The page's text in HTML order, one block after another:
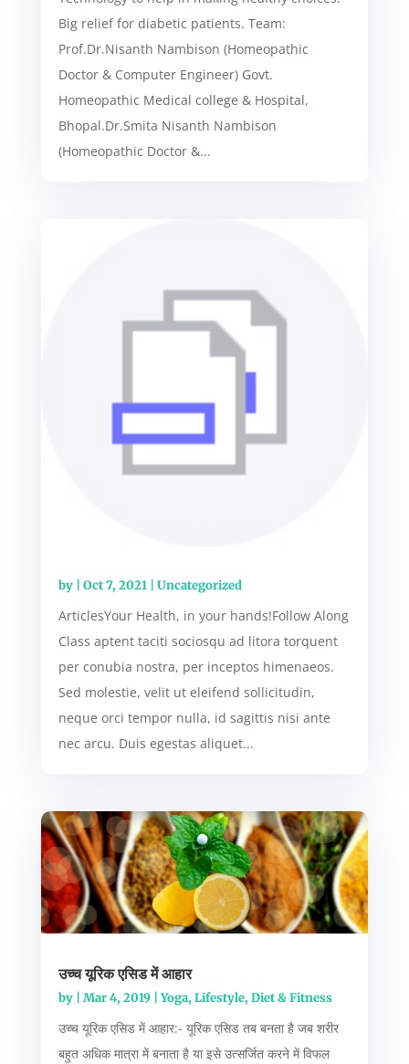
Big relief for diabetic patients. Team:
Prof.Dr.Nisanth Nambison (Homeopathic
Doctor & Computer Engineer) Govt.
Homeopathic Medical college & Hospital,
Bhopal.Dr.Smita Nisanth Nambison
(Homeopathic Doctor &...
by Oct 7, 2021| Uncategorized
ArticlesYour Health, in your hands!Follow Along
Class aptent taciti sociosqu ad litora torquent
per conubia nostra, per inceptos himenaeos.
Sed molestie, velit ut eleifend sollicitudin,
neque orci tempor nulla, id sagittis nisi ante
nec arcu. Duis egestas aliquet...
उच्च यूरिक एसिड में आहार
by Mar 4, 2019|Yoga, Lifestyle, Diet & Fitness
उच्च यूरिक एसिड में आहार:- यूरिक एसिड तब बनता है जब शरीर
बहुत अधिक मात्रा में बनाता है या इसे उत्सर्जित करने में विफल